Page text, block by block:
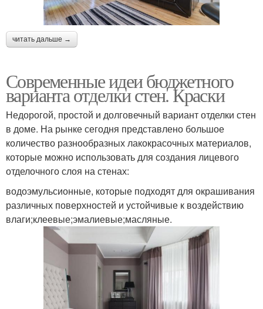
читать дальше →
Современные идеи бюджетного
варианта отделки стен. Краски
Недорогой, простой и долговечный вариант отделки стен
в доме. На рынке сегодня представлено большое
количество разнообразных лакокрасочных материалов,
которые можно использовать для создания лицевого
отделочного слоя на стенах:
водоэмульсионные, которые подходят для окрашивания
различных поверхностей и устойчивые к воздействию
влаги;клеевые;эмалиевые;масляные.